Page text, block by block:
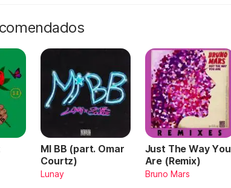
MI BB (part. Omar
Courtz)
Lunay
Just The Way You
Are (Remix)
Bruno Mars